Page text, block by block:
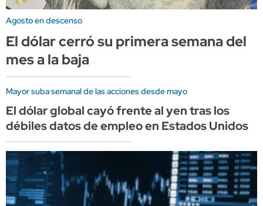
Agosto en descenso
El dólar cerró su primera semana del
mes a la baja
Mayor suba semanal de las acciones desde mayo
El dólar global cayó frente al yen tras los
débiles datos de empleo en Estados Unidos